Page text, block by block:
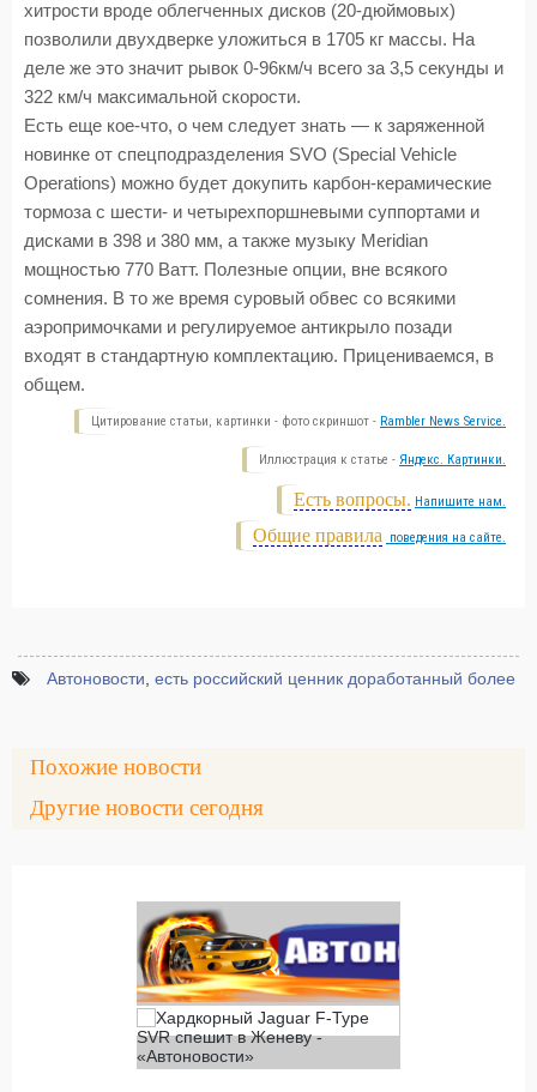
хитрости вроде облегченных дисков (20-дюймовых)
позволили двухдверке уложиться в 1705 кг массы. На
деле же это значит рывок 0-96км/ч всего за 3,5 секунды и
322 км/ч максимальной скорости.
Есть еще кое-что, о чем следует знать — к заряженной
новинке от спецподразделения SVO (Special Vehicle
Operations) можно будет докупить карбон-керамические
тормоза с шести- и четырехпоршневыми суппортами и
дисками в 398 и 380 мм, а также музыку Meridian
мощностью 770 Ватт. Полезные опции, вне всякого
сомнения. В то же время суровый обвес со всякими
аэропримочками и регулируемое антикрыло позади
входят в стандартную комплектацию. Прицениваемся, в
общем.
Цитирование статьи, картинки - фото скриншот - Rambler News Service.
Иллюстрация к статье - Яндекс. Картинки.
Есть вопросы. Напишите нам.
Общие правила поведения на сайте.
Автоновости есть российский ценник доработанный более
Похожие новости
Другие новости сегодня